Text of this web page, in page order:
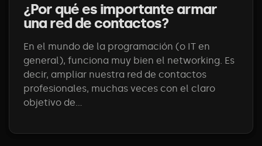
¿Por qué es importante armar
una red de contactos?
En el mundo de la programación (o IT en
general), funciona muy bien el networking. Es
decir, ampliar nuestra red de contactos
profesionales, muchas veces con el claro
objetivo de...